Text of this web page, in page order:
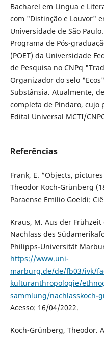
Bacharel em Língua e
com "Distinção e Louvor"
Universidade de São
Programa de Pós-
(POET) da Universidade
de Pesquisa no CNPq
Organizador do selo
Substânsia. Atualmente,
completa de Píndaro, cujo
Edital Universal MCTI/
Referências
Frank, E. “Objects,
Theodor Koch-Grünberg
Paraense Emílio Goeldi:
Kraus, M. Aus der
Nachlass des
Philipps-Universität
https://www.uni-
marburg.de/de/fb03/ivk/
kulturanthropologie/
sammlung/nachlasskoch-
Acesso: 16/04/2022.
Koch-Grünberg, Theodor.